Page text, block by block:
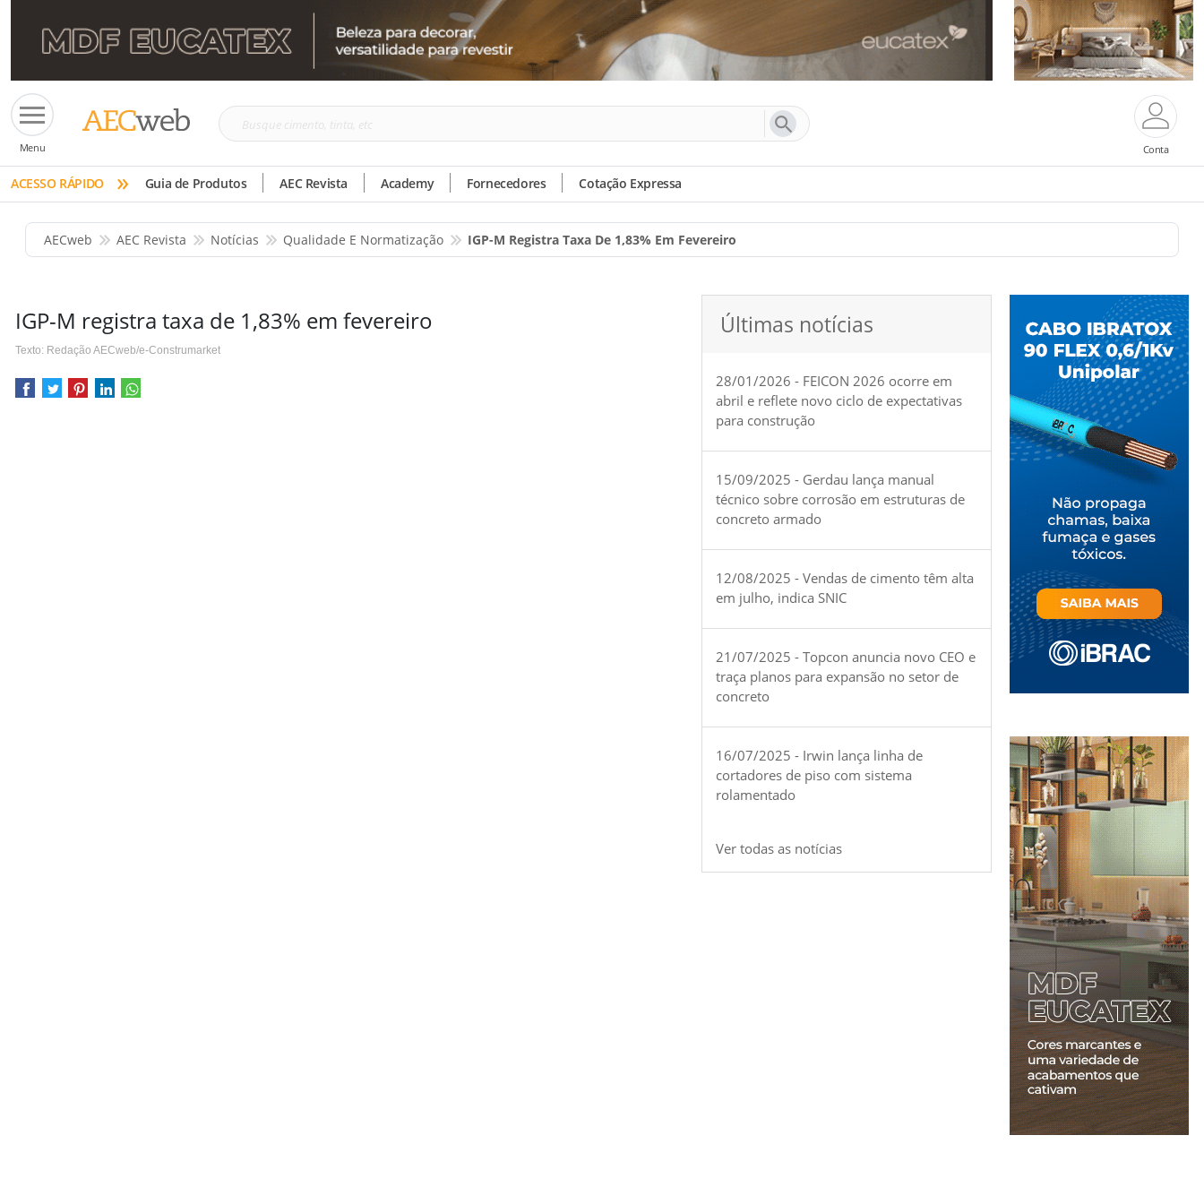
Menu
Busque
tinta,
etc
Conta
ACESSO RÁPIDO » Guia de Produtos AEC Revista Academy Fornecedores Cotação Expressa
AECweb AEC Revista Notícias Qualidade E Normatização IGP-M Registra Taxa De 1,83% Em Fevereiro
IGP-M registra taxa de 1,83% em fevereiro
Texto: Redação AECweb/e-Construmarket
Últimas notícias
28/01/2026 - FEICON 2026 ocorre em
abril e reflete novo ciclo de expectativas
para construção
15/09/2025 - Gerdau lança manual
técnico sobre corrosão em estruturas de
concreto armado
12/08/2025 - Vendas de cimento têm alta
em julho, indica SNIC
21/07/2025 - Topcon anuncia novo CEO e
traça planos para expansão no setor de
concreto
16/07/2025 - Irwin lança linha de
cortadores de piso com sistema
rolamentado
Ver todas as notícias